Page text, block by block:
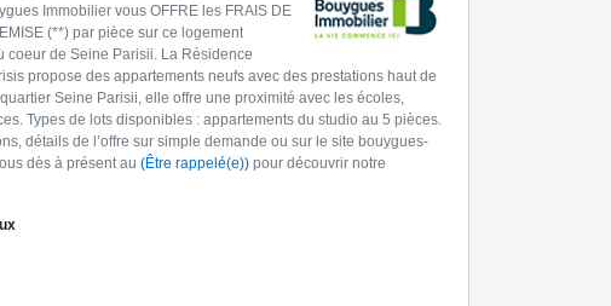
Immobilier vous OFFRE les FRAIS DE
(**) par pièce sur ce logement
coeur de Seine Parisii. La Résidence
propose des appartements neufs avec des prestations haut de
Seine Parisii, elle offre une proximité avec les écoles,
Types de lots disponibles : appartements du studio au 5 pièces.
détails de l’offre sur simple demande ou sur le site bouygues-
dès à présent au (Être rappelé(e)) pour découvrir notre